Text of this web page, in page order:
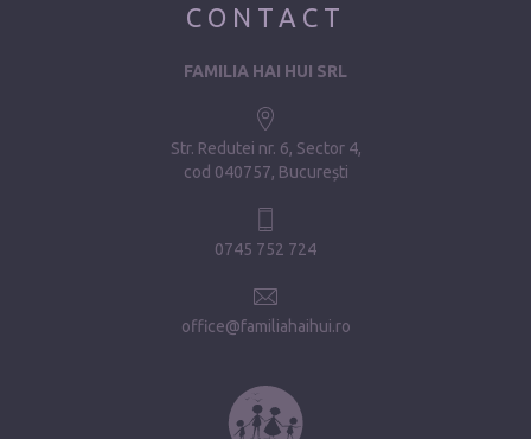
CONTACT
FAMILIA HAI HUI SRL
Str. Redutei nr. 6, Sector 4
cod 040757, București
0745 752 724
office@familiahaihui.ro